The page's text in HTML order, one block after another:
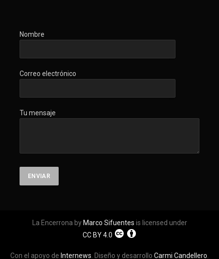
Nombre
Correo electrónico
Tu mensaje
La Encerrona by Marco Sifuentes is licensed under
CC BY 4.0
Con el apoyo de Internews . Diseño y desarrollo Carmi Candellero